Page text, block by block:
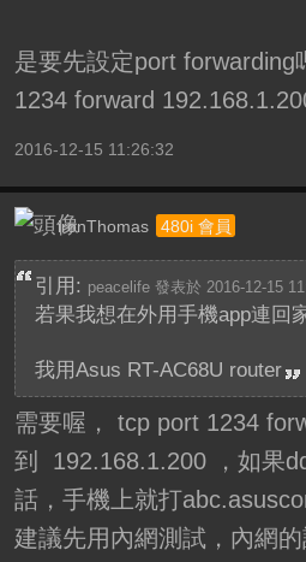
是要先設定port forwarding
1234 forward
2016-12-15 11:26:32
ironThomas 480i 會員
引用: peacelife 發表於 2016-12-15
若果我想在外用手機app連回
我用Asus RT-AC68U router
需要喔， tcp port 1234
到 192.168.1.200 ，如果
話，手機上就打
建議先用內網測試，內網